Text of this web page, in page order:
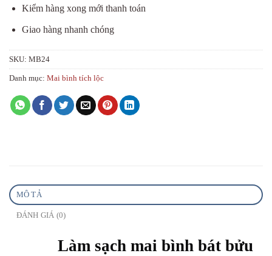
Kiểm hàng xong mới thanh toán
Giao hàng nhanh chóng
SKU: MB24
Danh mục: Mai bình tích lộc
MÔ TẢ
ĐÁNH GIÁ (0)
Làm sạch mai bình bát bửu